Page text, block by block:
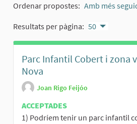
Ordenar propostes: Amb més
Resultats per pàgina: 50
Parc Infantil Cobert i zona
Nova
Joan Rigo Feijóo
ACCEPTADES
1) Podríem tenir un parc infantil